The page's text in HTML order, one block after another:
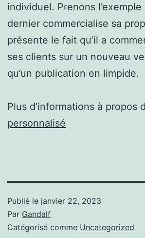
individuel. Prenons l’exemple
dernier commercialise sa
présente le fait qu’il a
ses clients sur un nouveau
qu’un publication en limpide.
Plus d’informations à propos
personnalisé
Publié le janvier 22, 2023
Par Gandalf
Catégorisé comme Uncategorized